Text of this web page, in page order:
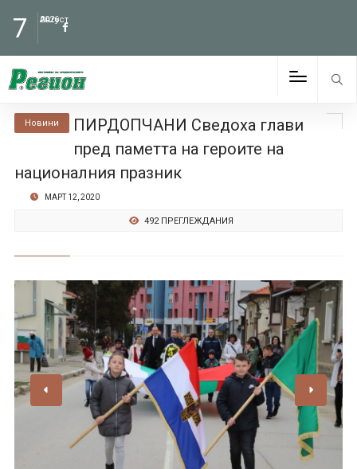
7 Август
2026
Новини
ПИРДОПЧАНИ Сведоха глави
пред паметта на героите на
националния празник
МАРТ 12, 2020
492 ПРЕГЛЕЖДАНИЯ